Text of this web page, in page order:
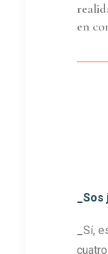
en
_Sí,